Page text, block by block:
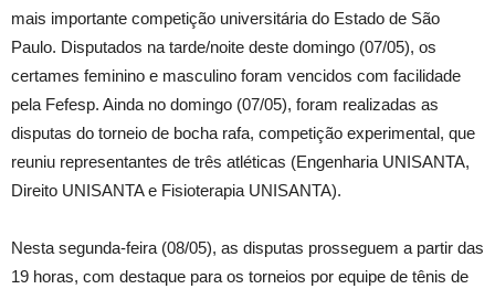
mais importante competição universitária do Estado de São
Paulo. Disputados na tarde/noite deste domingo (07/05), os
certames feminino e masculino foram vencidos com facilidade
pela Fefesp. Ainda no domingo (07/05), foram realizadas as
disputas do torneio de bocha rafa, competição experimental, que
reuniu representantes de três atléticas (Engenharia UNISANTA,
Direito UNISANTA e Fisioterapia UNISANTA).
Nesta segunda-feira (08/05), as disputas prosseguem a partir das
19 horas, com destaque para os torneios por equipe de tênis de